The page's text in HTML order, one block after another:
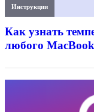
Инструкции
Как узнать
любого MacBook